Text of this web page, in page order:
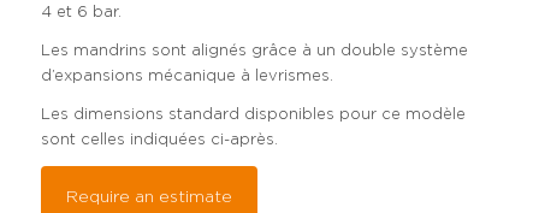
4 et 6 bar.
Les mandrins sont alignés grâce à un double système
d’expansions mécanique à levrismes.
Les dimensions standard disponibles pour ce modèle
sont celles indiquées ci-après.
Require an estimate